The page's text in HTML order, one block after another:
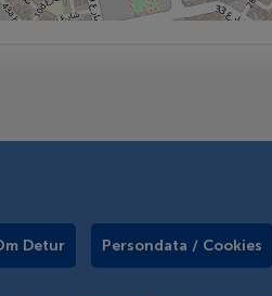
Detur Persondata / Cookies